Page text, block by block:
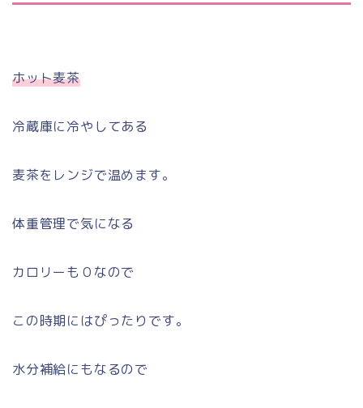
ホット麦茶
冷蔵庫に冷やしてある
麦茶をレンジで温めます。
体重管理で気になる
カロリーも０なので
この時期にはぴったりです。
水分補給にもなるので